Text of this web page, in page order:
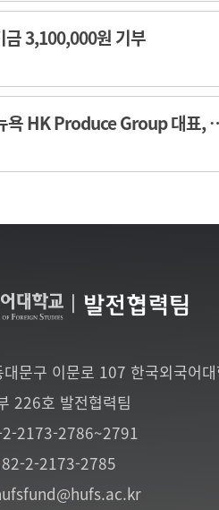
금 3,100,000원 기부
김종호(독일어89) 美
발전협력팀
대문구 이문로 107 한국외국어
226호 발전협력팀
2173-2786~2791
82-2-2173-2785